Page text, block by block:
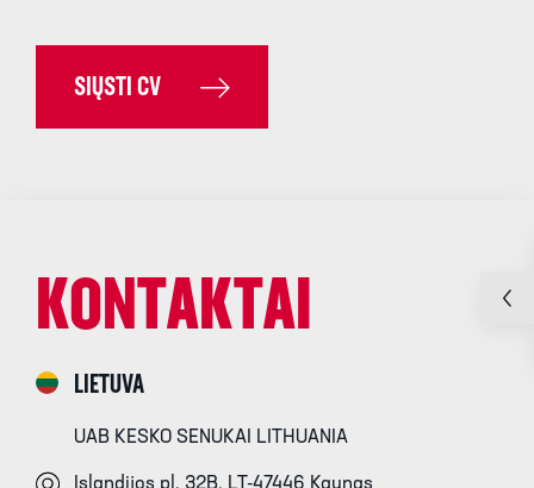
SIŲSTI CV
KONTAKTAI
LIETUVA
UAB KESKO SENUKAI LITHUANIA
Islandijos pl. 32B, LT-47446 Kaunas